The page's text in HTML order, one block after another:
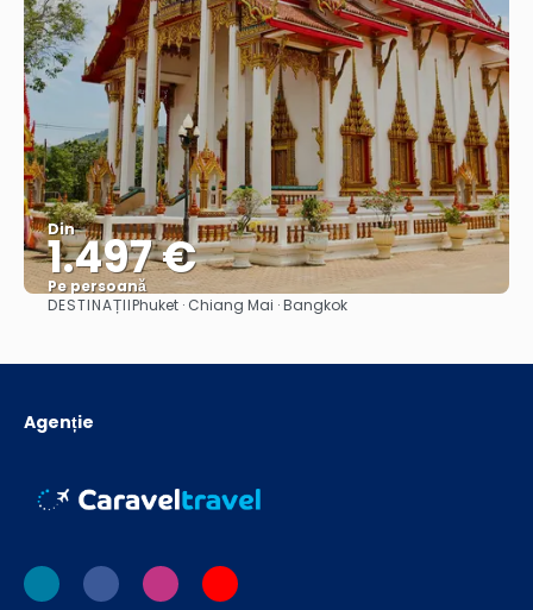
Din
1.497 €
Pe persoană
Vedea
DESTINAȚIIPhuket · Chiang Mai · Bangkok
Agenție